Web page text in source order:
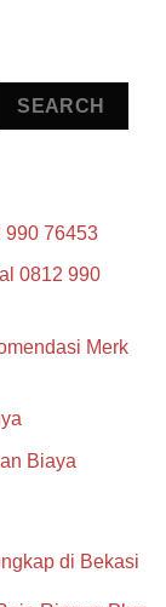
SEARCH
990 76453
0812 990
Merk
Biaya
di Bekasi